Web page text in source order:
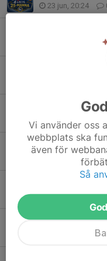
23 jun, 20:24
Inbjudan
Inbjudan
Sommarens
12 jun, 09:35
Nu är
8 jun, 22:22 0
28 maj, 21:14
Skid-VM
Vi använder oss
webbplats ska
även för
Så